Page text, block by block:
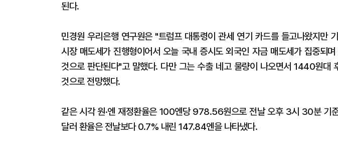
된다.
민경원 우리은행 연구원은 "트럼프 대통령이 관세 연기 카드를 들고나왔지만
시장 매도세가 진행형이어서 오늘 국내 증시도 외국인 자금 매도세가 집중되
것으로 판단된다"고 말했다. 다만 그는 수출 네고 물량이 나오면서 1440원대
것으로 전망했다.
같은 시각 원·엔 재정환율은 100엔당 978.56원으로 전날 오후 3시 30분 기
달러 환율은 전날보다 0.7% 내린 147.84엔을 나타냈다.